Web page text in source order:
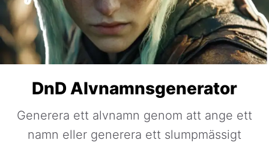
DnD Alvnamnsgenerator
Generera ett alvnamn genom att ange ett
namn eller generera ett slumpmässigt